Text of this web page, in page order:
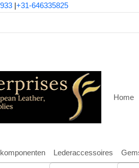
|+31-646335825
Home
Lederaccessoires